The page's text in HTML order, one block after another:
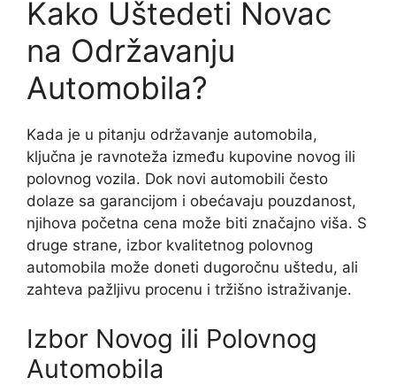
Kako Uštedeti Novac
na Održavanju
Automobila?
Kada je u pitanju održavanje automobila,
ključna je ravnoteža između kupovine novog ili
polovnog vozila. Dok novi automobili često
dolaze sa garancijom i obećavaju pouzdanost,
njihova početna cena može biti značajno viša. S
druge strane, izbor kvalitetnog polovnog
automobila može doneti dugoročnu uštedu, ali
zahteva pažljivu procenu i tržišno istraživanje.
Izbor Novog ili Polovnog
Automobila